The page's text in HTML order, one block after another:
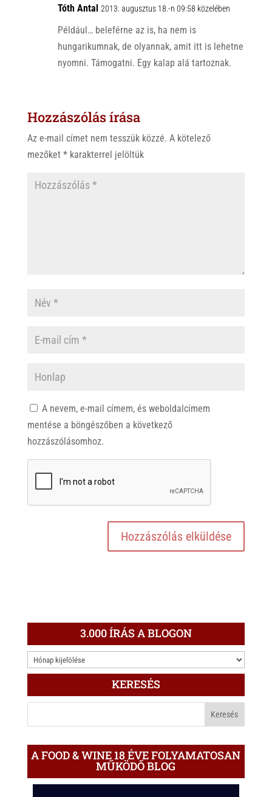
Tóth Antal 2013. augusztus 18.-n 09:58 közelében
Például… beleférne az is, ha nem is
hungarikumnak, de olyannak, amit itt is lehetne
nyomni. Támogatni. Egy kalap alá tartoznak.
Hozzászólás írása
Az e-mail címet nem tesszük közzé. A kötelező
mezőket *karakterrel jelöltük
A nevem, e-mail címem, és weboldalcímem
mentése a böngészőben a következő
hozzászólásomhoz.
3.000 ÍRÁS A BLOGON
3.000
ÍRÁS
KERESÉS
A FOOD & WINE 18 ÉVE FOLYAMATOSAN
MŰKÖDŐ BLOG